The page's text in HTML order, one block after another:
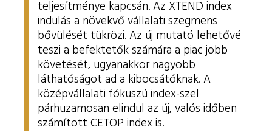
teljesítménye kapcsán. Az XTEND index
indulás a növekvő vállalati szegmens
bővülését tükrözi. Az új mutató lehetővé
teszi a befektetők számára a piac jobb
követését, ugyanakkor nagyobb
láthatóságot ad a kibocsátóknak. A
középvállalati fókuszú index-szel
párhuzamosan elindul az új, valós időben
számított CETOP index is.